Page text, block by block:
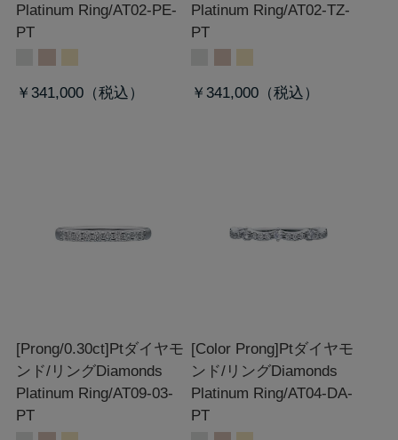
Platinum Ring/AT02-PE-
PT
￥341,000
Platinum Ring/AT02-TZ-
PT
￥341,000
[Prong/0.30ct]Ptダイヤモ
ンド/リングDiamonds
Platinum Ring/AT09-03-
PT
[Color Prong]Ptダイヤモ
ンド/リングDiamonds
Platinum Ring/AT04-DA-
PT